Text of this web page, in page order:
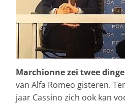
Marchionne zei twee
van Alfa Romeo gisteren.
jaar Cassino zich ook kan